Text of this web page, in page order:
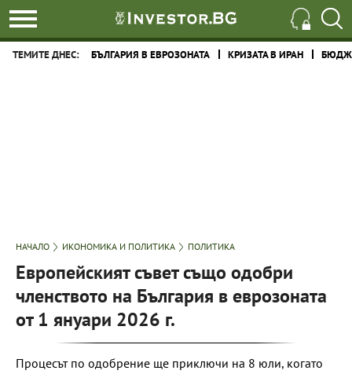
ТЕМИТЕ ДНЕС: БЪЛГАРИЯ В ЕВРОЗОНАТА КРИЗАТА В ИРАН
НАЧАЛО ИКОНОМИКА И ПОЛИТИКА ПОЛИТИКА
Европейският съвет също одобри
членството на България в еврозоната
от 1 януари 2026 г.
Процесът по одобрение ще приключи на 8 юли, когато